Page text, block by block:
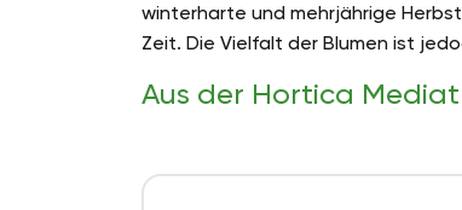
winterharte und mehrjährige
Zeit. Die Vielfalt der Blumen ist
Aus der Hortica